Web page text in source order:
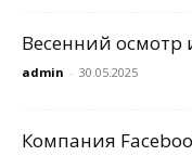
Весенний осмотр
admin - 30.05.2025
Компания